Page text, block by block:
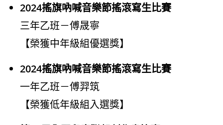
2024搖旗吶喊音樂節搖滾寫生比賽
三年乙班－傅晟寧
【榮獲中年級組優選獎】
2024搖旗吶喊音樂節搖滾寫生比賽
一年乙班－傅羿筑
【榮獲低年級組入選獎】